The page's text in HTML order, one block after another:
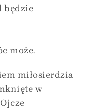
będzie
może.
miłosierdzia
w